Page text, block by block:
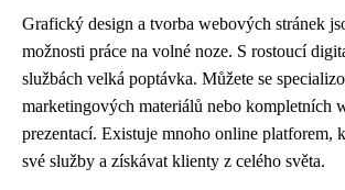
Grafický design a tvorba webových stránek
možnosti práce na volné noze. S rostoucí
službách velká poptávka. Můžete se
marketingových materiálů nebo kompletních
prezentací. Existuje mnoho online platforem,
své služby a získávat klienty z celého světa.